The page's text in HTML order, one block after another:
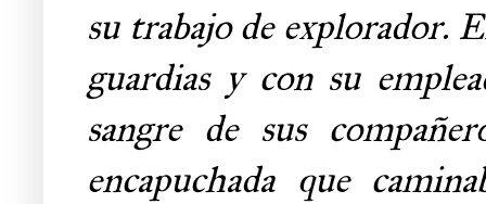
su trabajo de explorador.
guardias y con su
sangre de sus
encapuchada que